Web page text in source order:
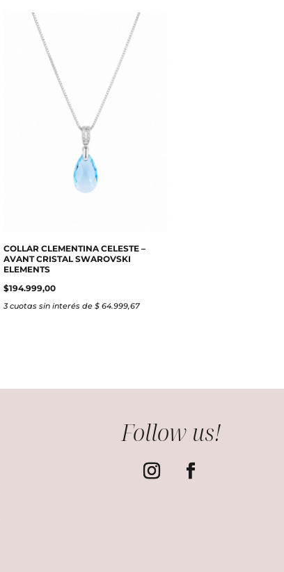
COLLAR CLEMENTINA CELESTE –
AVANT CRISTAL SWAROVSKI
ELEMENTS
$194.999,00
3 cuotas sin interés de $ 64.999,67
Follow us!